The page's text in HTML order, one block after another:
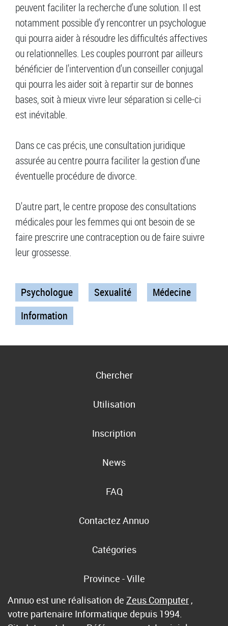
peuvent faciliter la recherche d'une solution. Il est
notamment possible d'y rencontrer un psychologue
qui pourra aider à résoudre les difficultés affectives
ou relationnelles. Les couples pourront par ailleurs
bénéficier de l'intervention d'un conseiller conjugal
qui pourra les aider soit à repartir sur de bonnes
bases, soit à mieux vivre leur séparation si celle-ci
est inévitable.
Dans ce cas précis, une consultation juridique
assurée au centre pourra faciliter la gestion d'une
éventuelle procédure de divorce.
D'autre part, le centre propose des consultations
médicales pour les femmes qui ont besoin de se
faire prescrire une contraception ou de faire suivre
leur grossesse.
Psychologue Sexualité
Médecine
Information
Chercher
Utilisation
Inscription
News
FAQ
Contactez Annuo
Catégories
Province - Ville
Annuo est une réalisation de Zeus Computer ,
votre partenaire Informatique depuis 1994.